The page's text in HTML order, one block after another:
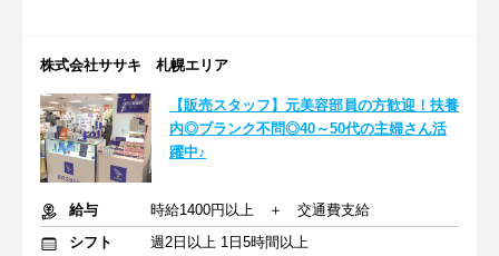
株式会社ササキ 札幌エリア
【販売スタッフ】元美容部員の方歓迎！扶養
内◎ブランク不問◎40～50代の主婦さん活
躍中♪
給与
時給1400円以上 ＋ 交通費支給
シフト
週2日以上 1日5時間以上